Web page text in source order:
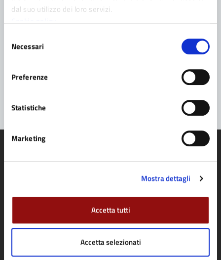
dal suo utilizzo dei loro servizi.
delNecessari
Preferenze
Statistiche
Marketing
Mostra dettagli
Accetta tutti
Accetta selezionati
Prenota appuntamento